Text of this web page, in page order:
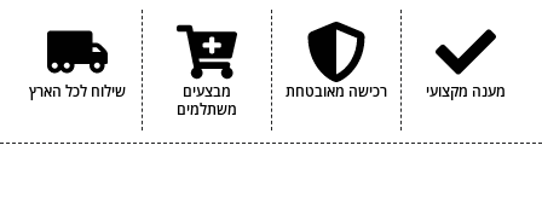
מענה מקצועי רכישה מאובטחת
מבצעים
משתלמים
שילוח לכל הארץ